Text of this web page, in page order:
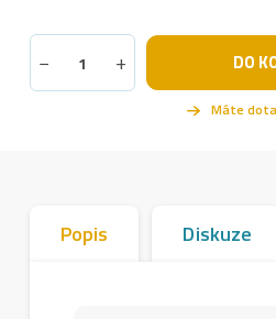
+
− DO
Popis Diskuze